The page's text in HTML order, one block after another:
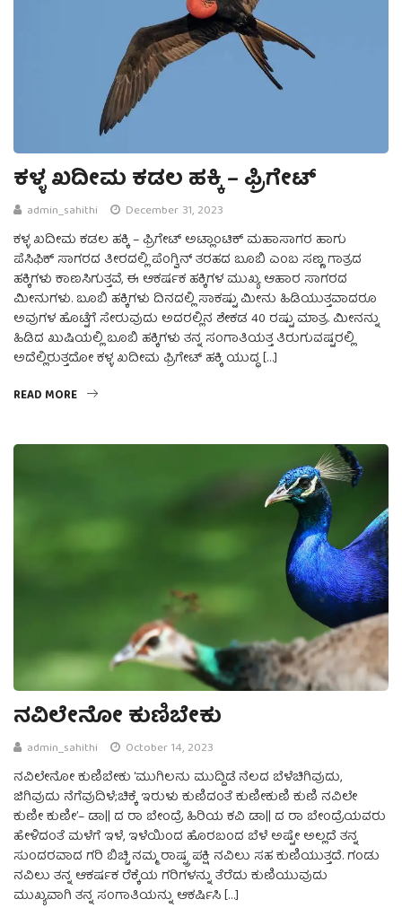
ಕಳ್ಳ ಖದೀಮ ಕಡಲ ಹಕ್ಕಿ – ಫ್ರಿಗೇಟ್
admin_sahithi December 31, 2023
ಕಳ್ಳ ಖದೀಮ ಕಡಲ ಹಕ್ಕಿ – ಫ್ರಿಗೇಟ್ ಅಟ್ಲಾಂಟಿಕ್ ಮಹಾಸಾಗರ ಹಾಗು
ಪೆಸಿಫಿಕ್ ಸಾಗರದ ತೀರದಲ್ಲಿ ಪೆಂಗ್ವಿನ್ ತರಹದ ಬೂಬಿ ಎಂಬ ಸಣ್ಣ ಗಾತ್ರದ
ಹಕ್ಕಿಗಳು ಕಾಣಸಿಗುತ್ತವೆ, ಈ ಆಕರ್ಷಕ ಹಕ್ಕಿಗಳ ಮುಖ್ಯ ಆಹಾರ ಸಾಗರದ
ಮೀನುಗಳು. ಬೂಬಿ ಹಕ್ಕಿಗಳು ದಿನದಲ್ಲಿ ಸಾಕಷ್ಟು ಮೀನು ಹಿಡಿಯುತ್ತವಾದರೂ
ಅವುಗಳ ಹೊಟ್ಟೆಗೆ ಸೇರುವುದು ಅದರಲ್ಲಿನ ಶೇಕಡ 40 ರಷ್ಟು ಮಾತ್ರ. ಮೀನನ್ನು
ಹಿಡಿದ ಖುಷಿಯಲ್ಲಿ ಬೂಬಿ ಹಕ್ಕಿಗಳು ತನ್ನ ಸಂಗಾತಿಯತ್ತ ತಿರುಗುವಷ್ಟರಲ್ಲಿ
ಅದೆಲ್ಲಿರುತ್ತದೋ ಕಳ್ಳ ಖದೀಮ ಫ್ರಿಗೇಟ್ ಹಕ್ಕಿ ಯುದ್ಧ […]
READ MORE
ನವಿಲೇನೋ ಕುಣಿಬೇಕು
admin_sahithi October 14, 2023
ನವಿಲೇನೋ ಕುಣಿಬೇಕು ‘ಮುಗಿಲನು ಮುದ್ದಿಡೆ ನೆಲದ ಬೆಳೆಚಿಗಿವುದು,
ಜಿಗಿವುದು ನೆಗೆವುದಿಳೆ;ಚಿಕ್ಕೆ ಇರುಳು ಕುಣಿದಂತೆ ಕುಣೀಕುಣಿ ಕುಣಿ ನವಿಲೇ
ಕುಣೀ ಕುಣೀ’– ಡಾ|| ದ ರಾ ಬೇಂದ್ರೆ ಹಿರಿಯ ಕವಿ ಡಾ|| ದ ರಾ ಬೇಂದ್ರೆಯವರು
ಹೇಳಿದಂತೆ ಮಳೆಗೆ ಇಳೆ, ಇಳೆಯಿಂದ ಹೊರಬಂದ ಬೆಳೆ ಅಷ್ಟೇ ಅಲ್ಲದೆ ತನ್ನ
ಸುಂದರವಾದ ಗರಿ ಬಿಚ್ಚಿ ನಮ್ಮ ರಾಷ್ಟ್ರ ಪಕ್ಷಿ ನವಿಲು ಸಹ ಕುಣಿಯುತ್ತದೆ. ಗಂಡು
ನವಿಲು ತನ್ನ ಆಕರ್ಷಕ ರೆಕ್ಕೆಯ ಗರಿಗಳನ್ನು ತೆರೆದು ಕುಣಿಯುವುದು
ಮುಖ್ಯವಾಗಿ ತನ್ನ ಸಂಗಾತಿಯನ್ನು ಆಕರ್ಷಿಸಿ […]